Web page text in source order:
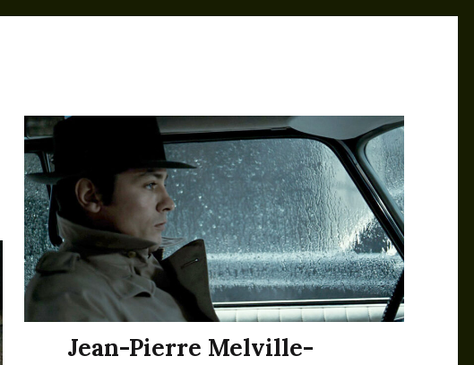
Jean-Pierre Melville-